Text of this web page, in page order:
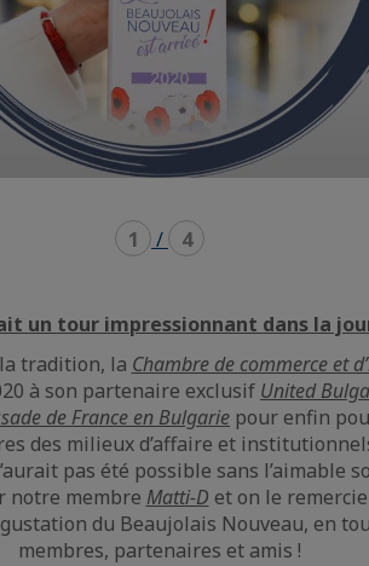
1 / 4
un tour impressionnant dans la
la tradition, la Chambre de commerce et
à son partenaire exclusif United
de France en Bulgarie pour enfin
des milieux d’affaire et
pas été possible sans l’aimable
notre membre Matti-D et on le
du Beaujolais Nouveau, en
membres, partenaires et amis !